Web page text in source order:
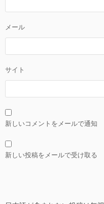
メール
サイト
新しいコメントをメールで通知
新しい投稿をメールで受け取る